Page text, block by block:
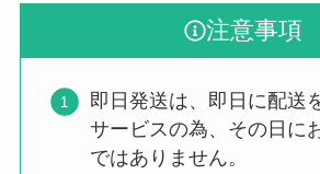
注意事項
即日発送は、即日に配送
サービスの為、その日に
ではありません。